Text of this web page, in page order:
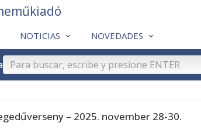
NOTICIAS NOVEDADES
– 2025. november 28-30.